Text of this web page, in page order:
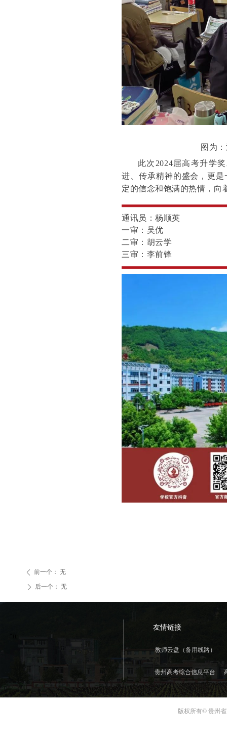
图为
此次2024届高考升学
进、传承精神的盛会，更
定的信念和饱满的热情，向
通讯员：杨顺英
一审：吴优
二审：胡云学
三审：李前锋
ꄲ 后一个： 无
ꄴ 前一个： 无
友情链接
教师云盘（备用线路）
贵州高考综合信息平台
版权所有© 贵州